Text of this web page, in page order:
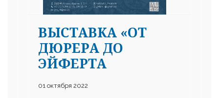
ВЫСТАВКА «ОТ
ДЮРЕРА ДО
ЭЙФЕРТА
01 октября 2022